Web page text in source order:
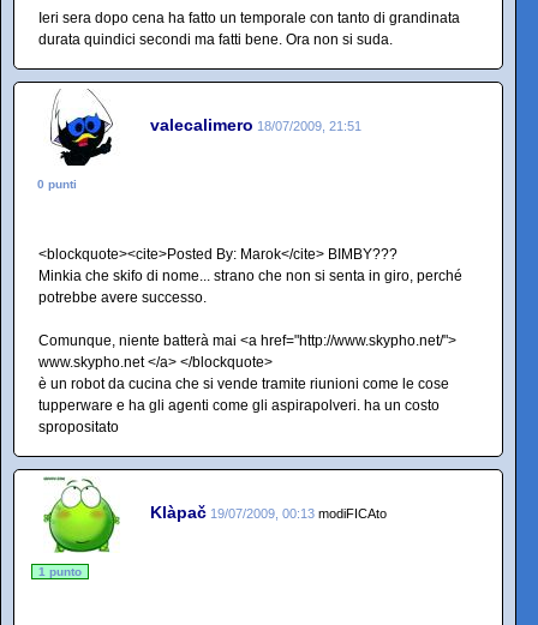
Ieri sera dopo cena ha fatto un temporale con tanto di grandinata
durata quindici secondi ma fatti bene. Ora non si suda.
valecalimero 18/07/2009, 21:51
0 punti
<blockquote><cite>Posted By: Marok</cite> BIMBY???
Minkia che skifo di nome... strano che non si senta in giro, perché
potrebbe avere successo.
Comunque, niente batterà mai <a href="http://www.skypho.net/">
www.skypho.net </a> </blockquote>
è un robot da cucina che si vende tramite riunioni come le cose
tupperware e ha gli agenti come gli aspirapolveri. ha un costo
spropositato
Klàpač 19/07/2009, 00:13 modiFICAto
1 punto